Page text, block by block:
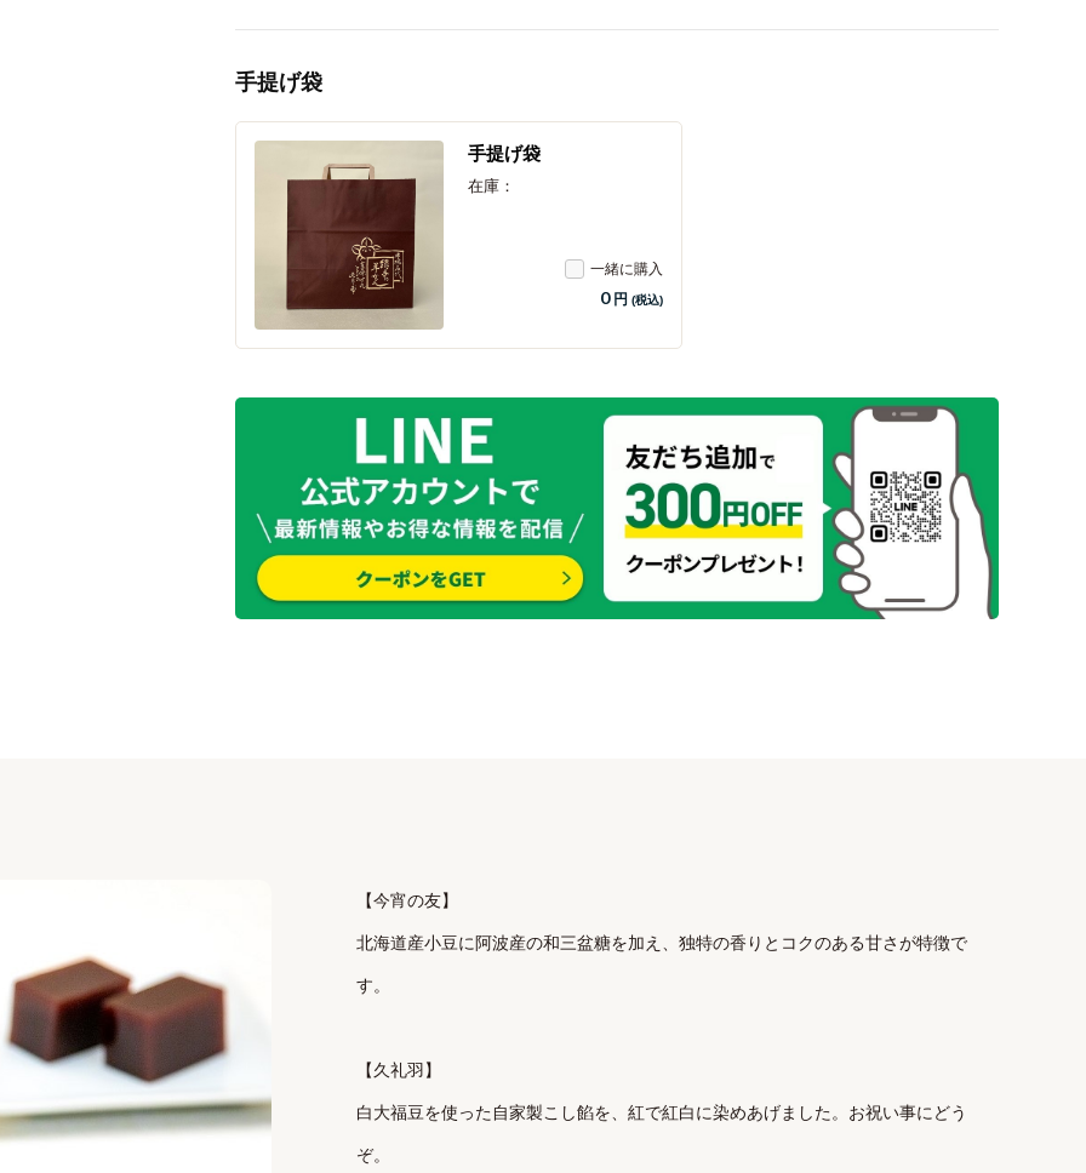
手提げ袋
手提げ袋
在庫：
一緒に購入
0 円 (税込)
【今宵の友】
北海道産小豆に阿波産の和三盆糖を加え、独特の香りとコクのある甘さが特徴で
す。
【久礼羽】
白大福豆を使った自家製こし餡を、紅で紅白に染めあげました。お祝い事にどう
ぞ。